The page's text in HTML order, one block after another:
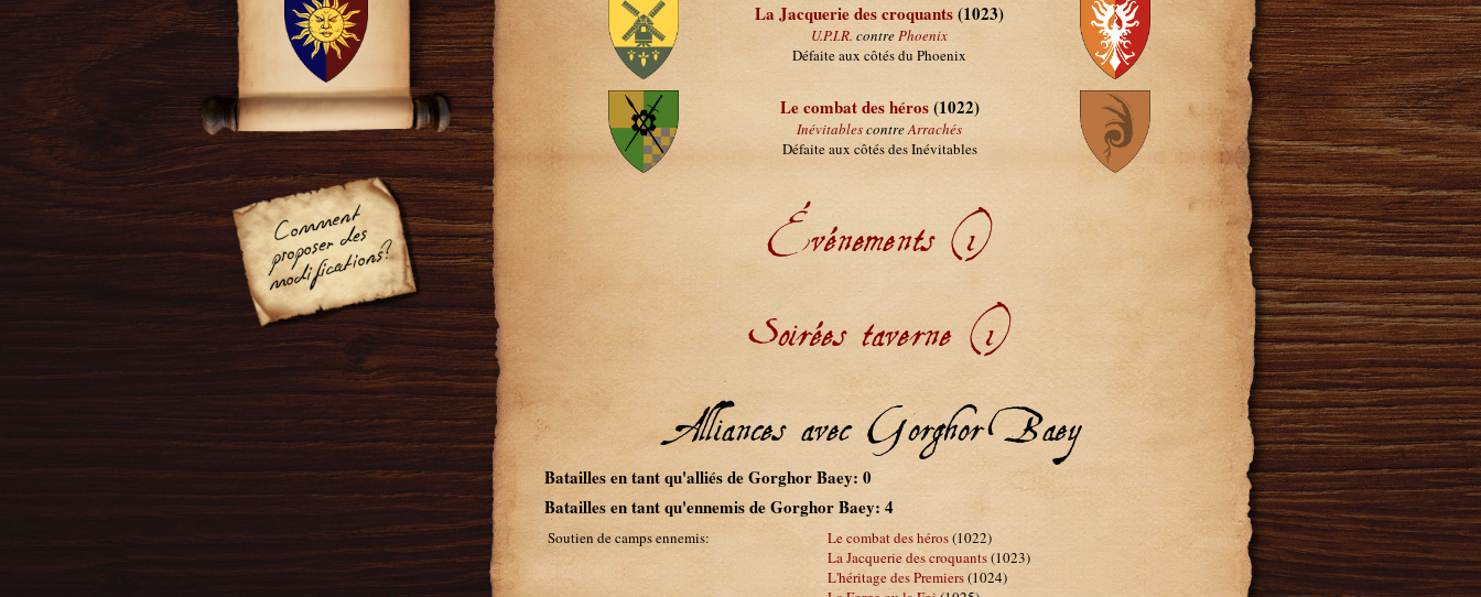
La Jacquerie des croquants(1023)
U.P.I.R. contrePhoenix
Défaite aux côtés du Phoenix
Le combat des héros(1022)
InévitablescontreArrachés
Défaite aux côtés des Inévitables
Événements (1)
Soirées taverne (1)
Alliances avec Gorghor Baey
Batailles en tant qu'alliés de Gorghor Baey: 0
Batailles en tant qu'ennemis de Gorghor Baey: 4
Soutien de camps ennemis: Le combat des héros(1022)
La Jacquerie des croquants(1023)
L'héritage des Premiers(1024)